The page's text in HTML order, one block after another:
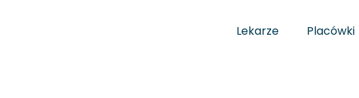
Lekarze Placówki